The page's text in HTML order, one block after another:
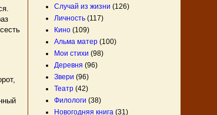
Случай из жизни (126)
Личность (117)
Кино (109)
Альма матер (100)
Мои стихи (98)
Деревня (96)
Звери (96)
Театр (42)
Филологи (38)
Новогодняя книга (31)